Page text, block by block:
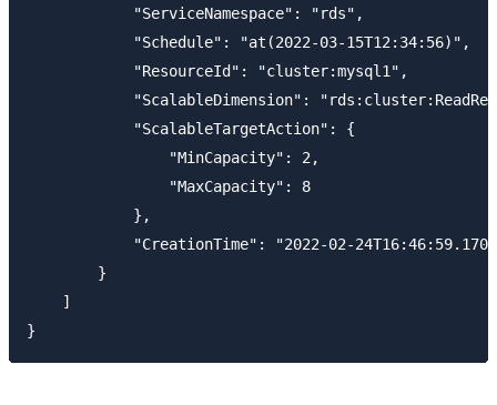
            "ServiceNamespace": "rds",
            "Schedule": "at(2022-03-15T12:34:56)",
            "ResourceId": "cluster:mysql1",
"ScalableDimension":
            "ScalableTargetAction": {
                "MinCapacity": 2,
                "MaxCapacity": 8
            },
"CreationTime": "2022-02-
        }
    ]